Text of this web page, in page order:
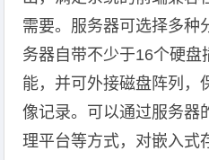
需要。服务器可选择多种
务器自带不少于16个硬盘
能，并可外接磁盘阵列，
像记录。可以通过服务器
理平台等方式，对嵌入式